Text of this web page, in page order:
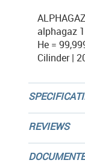
alphagaz
He =
Cilinder |
REVIEWS